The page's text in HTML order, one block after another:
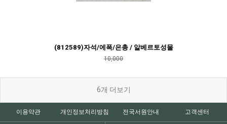
(812589)자석/에폭/은총 / 알베르토성물
10,000
6개 더보기
이용약관 개인정보처리방침 전국서원안내 고객센터